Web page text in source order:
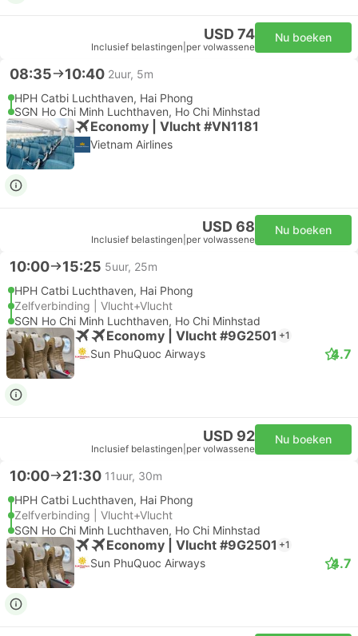
USD 74
Inclusief belastingen per volwassene
Nu boeken
08:35 10:40 2uur, 5m
HPH Catbi Luchthaven, Hai Phong
SGN Ho Chi Minh Luchthaven, Ho Chi Minhstad
Economy | Vlucht #VN1181
Vietnam Airlines
USD 68
Inclusief belastingen per volwassene
Nu boeken
10:00 15:25 5uur, 25m
HPH Catbi Luchthaven, Hai Phong
Zelfverbinding | Vlucht+Vlucht
SGN Ho Chi Minh Luchthaven, Ho Chi Minhstad
Economy | Vlucht #9G2501 +1
Sun PhuQuoc Airways 4.7
USD 92
Inclusief belastingen per volwassene
Nu boeken
10:00 21:30 11uur, 30m
HPH Catbi Luchthaven, Hai Phong
Zelfverbinding | Vlucht+Vlucht
SGN Ho Chi Minh Luchthaven, Ho Chi Minhstad
Economy | Vlucht #9G2501 +1
Sun PhuQuoc Airways 4.7